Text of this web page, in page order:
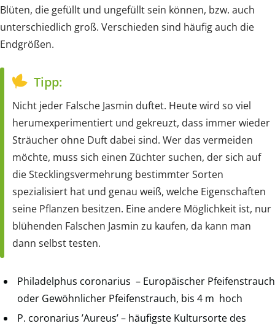
Blüten, die gefüllt und ungefüllt sein können, bzw. auch
unterschiedlich groß. Verschieden sind häufig auch die
Endgrößen.
Tipp:
Nicht jeder Falsche Jasmin duftet. Heute wird so viel
herumexperimentiert und gekreuzt, dass immer wieder
Sträucher ohne Duft dabei sind. Wer das vermeiden
möchte, muss sich einen Züchter suchen, der sich auf
die Stecklingsvermehrung bestimmter Sorten
spezialisiert hat und genau weiß, welche Eigenschaften
seine Pflanzen besitzen. Eine andere Möglichkeit ist, nur
blühenden Falschen Jasmin zu kaufen, da kann man
dann selbst testen.
Philadelphus coronarius – Europäischer Pfeifenstrauch
oder Gewöhnlicher Pfeifenstrauch, bis 4 m hoch
P. coronarius ’Aureus’ – häufigste Kultursorte des